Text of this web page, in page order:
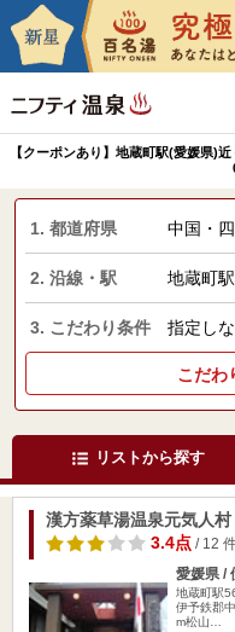
【クーポンあり】地蔵町駅(愛媛県)
1. 都道府県 中国・
2. 沿線・駅 地蔵町駅
3. こだわり条件 指定し
こだわ
リストから探す
漢方薬草湯温泉元気人村
3.4点/ 12
愛媛県 /
地蔵町駅
伊予鉄郡
m松山…